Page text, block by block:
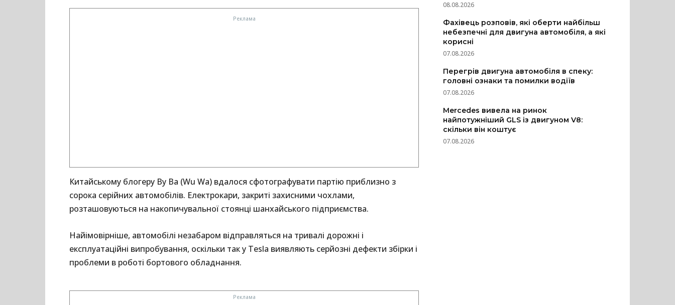
Китайському блогеру Ву Ва ​​(Wu Wa) вдалося сфотографувати партію приблизно з
сорока серійних автомобілів. Електрокари, закриті захисними чохлами,
розташовуються на накопичувальної стоянці шанхайського підприємства.
Найімовірніше, автомобілі незабаром відправляться на тривалі дорожні і
експлуатаційні випробування, оскільки так у Tesla виявляють серйозні дефекти збірки і
проблеми в роботі бортового обладнання.
08.08.2026
Фахівець розповів, які оберти найбільш
небезпечні для двигуна автомобіля, а які
корисні
07.08.2026
Перегрів двигуна автомобіля в спеку:
головні ознаки та помилки водіїв
07.08.2026
Mercedes вивела на ринок
найпотужніший GLS із двигуном V8:
скільки він коштує
07.08.2026